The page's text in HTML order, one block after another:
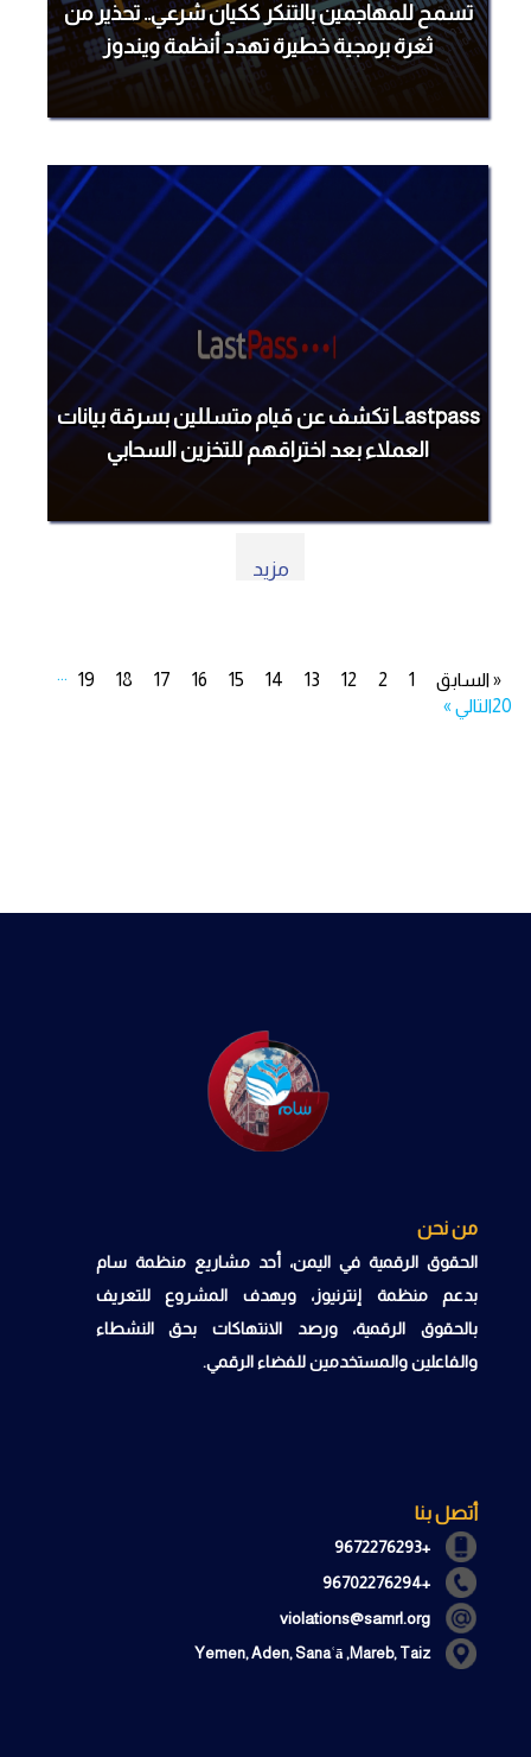
تسمح للمهاجمين بالتنكر ككيان شرعي.. تحذير من
ثغرة برمجية خطيرة تهدد أنظمة ويندوز
Lastpass تكشف عن قيام متسللين بسرقة بيانات
العملاء بعد اختراقهم للتخزين السحابي
مزيد
« السابق 1
2
... 12
13
14
15
16
17
18
19
20التالي »
من نحن
الحقوق الرقمية في اليمن، أحد مشاريع منظمة سام
بدعم منظمة إنترنيوز، ويهدف المشروع للتعريف
بالحقوق الرقمية، ورصد الانتهاكات بحق النشطاء
والفاعلين والمستخدمين للفضاء الرقمي.
أتصل بنا
+9672276293
+96702276294
violations@samrl.org
Yemen, Aden, Sanaʿā ,Mareb, Taiz